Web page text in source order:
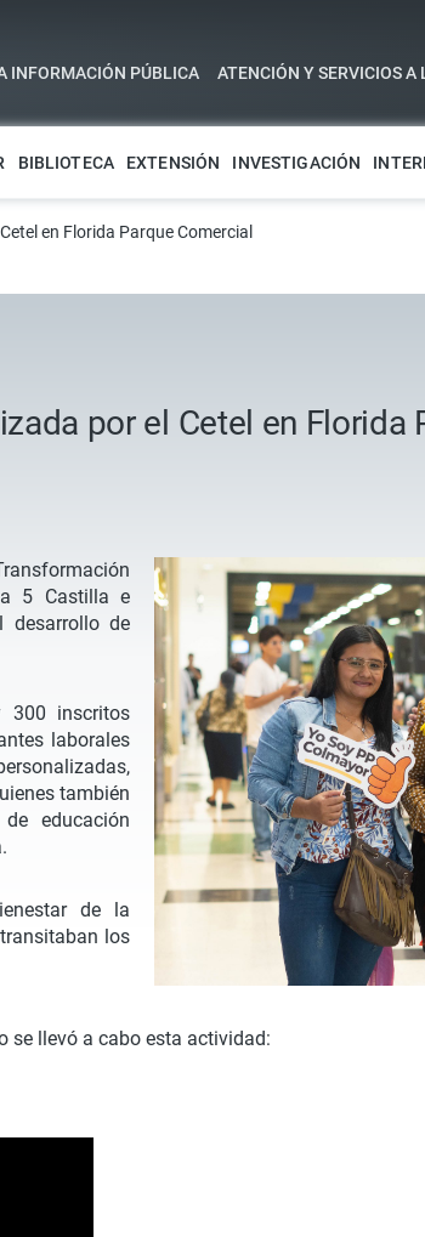
INFORMACIÓN PÚBLICA ATENCIÓN Y SERVICIOS A
BIBLIOTECA EXTENSIÓN INVESTIGACIÓN
en Florida Parque Comercial
por el Cetel en Florida
5 Castilla e
desarrollo de
300 inscritos
laborales
también
educación
de la
los
se llevó a cabo esta actividad: